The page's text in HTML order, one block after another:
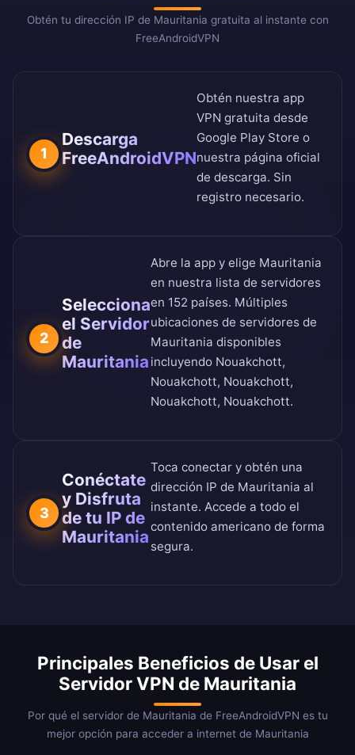
Obtén tu dirección IP de Mauritania gratuita al instante con
FreeAndroidVPN
1
Descarga
FreeAndroidVPN
Obtén nuestra app
VPN gratuita desde
Google Play Store o
nuestra página oficial
de descarga. Sin
registro necesario.
2
Selecciona
el Servidor
de
Mauritania
Abre la app y elige Mauritania
en nuestra lista de servidores
en 152 países. Múltiples
ubicaciones de servidores de
Mauritania disponibles
incluyendo Nouakchott,
Nouakchott, Nouakchott,
Nouakchott, Nouakchott.
3
Conéctate
y Disfruta
de tu IP de
Mauritania
Toca conectar y obtén una
dirección IP de Mauritania al
instante. Accede a todo el
contenido americano de forma
segura.
Principales Beneficios de Usar el
Servidor VPN de Mauritania
Por qué el servidor de Mauritania de FreeAndroidVPN es tu
mejor opción para acceder a internet de Mauritania